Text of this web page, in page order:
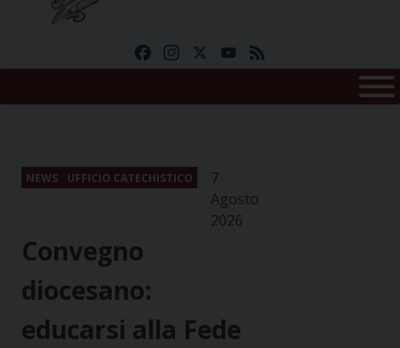
FacebookInstagramYouTube
NEWS UFFICIO CATECHISTICO
7
Agosto
2026
Convegno
diocesano:
educarsi alla Fede